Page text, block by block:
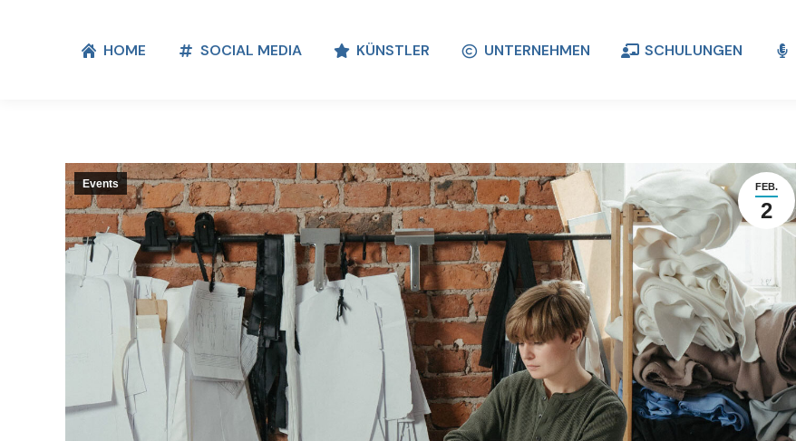
HOME SOCIAL MEDIA KÜNSTLER UNTERNEHMEN SCHULUNGEN
FEB.
2
Events